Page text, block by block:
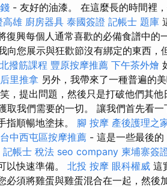
- 友好的油漆。 在這麼長的時間裡
高雄 廚房器具 泰國簽證 記帳士 題庫
復興每個人通常喜歡的必備食譜中的
向您展示與狂歡節沒有綁定的東西，
撥筋課程 豐原按摩推薦 下午茶外燴
后里推拿 另外，我帶來了一種普遍的
，提出問題，然後只是打破他們其
取我們需要的一切。 讓我們首先看一
指順暢地塗抹。 腳 按摩 產後護理之
台中西屯區按摩推薦 - 這是一些最後的
記帳士 稅法 seo company 柬埔寨簽
以快速準備。 北投 按摩 眼科權威 這
須將雞蛋與雞蛋混合在一起，然後